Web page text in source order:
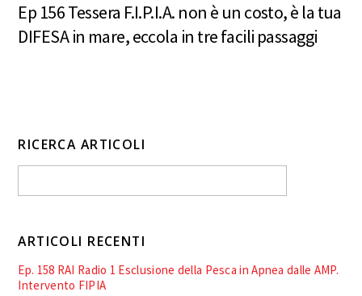
Ep 156 Tessera F.I.P.I.A. non è un costo, è la tua
DIFESA in mare, eccola in tre facili passaggi
RICERCA ARTICOLI
ARTICOLI RECENTI
Ep. 158 RAI Radio 1 Esclusione della Pesca in Apnea dalle AMP.
Intervento FIPIA